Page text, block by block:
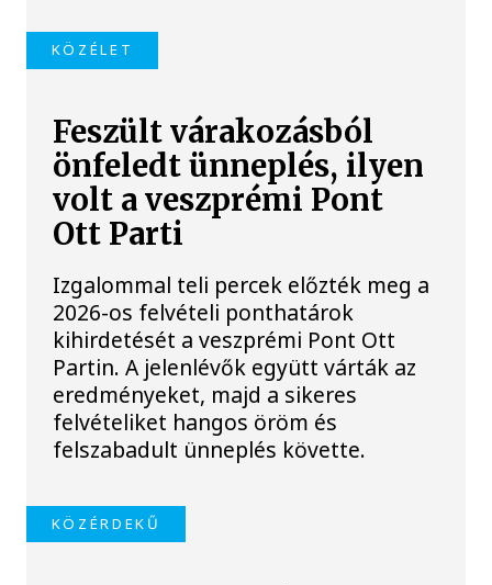
KÖZÉLET
Feszült várakozásból
önfeledt ünneplés, ilyen
volt a veszprémi Pont
Ott Parti
Izgalommal teli percek előzték meg a
2026-os felvételi ponthatárok
kihirdetését a veszprémi Pont Ott
Partin. A jelenlévők együtt várták az
eredményeket, majd a sikeres
felvételiket hangos öröm és
felszabadult ünneplés követte.
KÖZÉRDEKŰ